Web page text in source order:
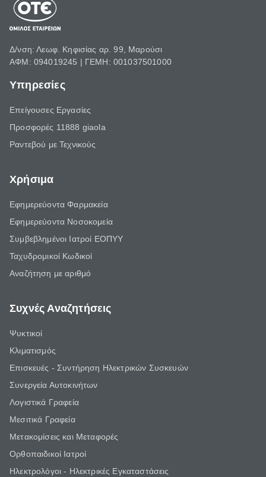
Δ/νση: Λεωφ. Κηφισίας αρ. 99, Μαρούσι
ΑΦΜ: 094019245 | ΓΕΜΗ: 001037501000
Υπηρεσίες
Επείγουσες Εργασίες
Προσφορές 11888 giaola
Ραντεβού με Τεχνικούς
Χρήσιμα
Εφημερεύοντα Φαρμακεία
Εφημερεύοντα Νοσοκομεία
Συμβεβλημένοι Ιατροί ΕΟΠΥΥ
Ταχυδρομικοί Κωδικοί
Αναζήτηση με αριθμό
Συχνές Αναζητήσεις
Ψυκτικοί
Κλιματισμός
Επισκευές - Συντήρηση Ηλεκτρικών Συσκευών
Συνεργεία Αυτοκινήτων
Λογιστικά Γραφεία
Μεσιτικά Γραφεία
Μετακομίσεις και Μεταφορές
Ορθοπαιδικοί Ιατροί
Ηλεκτρολόγοι - Ηλεκτρικές Εγκαταστάσεις